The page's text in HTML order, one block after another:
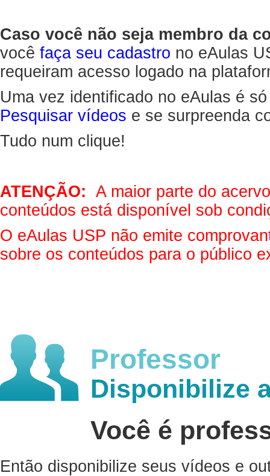
Caso você não seja membro da
você faça seu cadastro no eAulas
requeiram acesso logado na
Uma vez identificado no eAulas é
Pesquisar vídeos e se surpreenda
Tudo num clique!
ATENÇÃO: A maior parte do
conteúdos está disponível sob
O eAulas USP não emite
sobre os conteúdos para o público
Professor
Disponibilize
Você é
Então disponibilize seus vídeos e